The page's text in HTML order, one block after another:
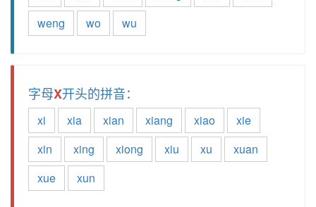
weng
wo wu
字母X开头的拼音：
xi xia xian xiang xiao
xie
xin
xing xiong xiu xu
xuan
xue
xun